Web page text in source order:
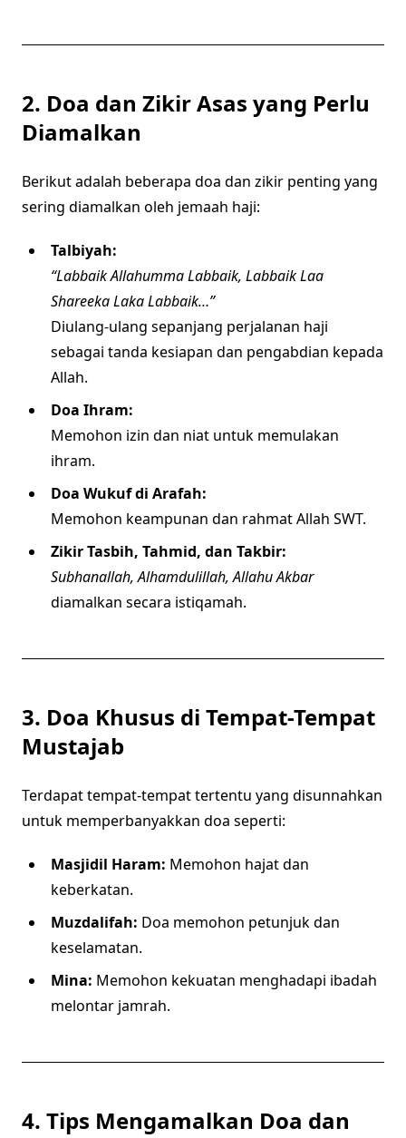
2. Doa dan Zikir Asas yang Perlu
Diamalkan
Berikut adalah beberapa doa dan zikir penting yang
sering diamalkan oleh jemaah haji:
Talbiyah:
“Labbaik Allahumma Labbaik, Labbaik Laa
Shareeka Laka Labbaik…”
Diulang-ulang sepanjang perjalanan haji
sebagai tanda kesiapan dan pengabdian kepada
Allah.
Doa Ihram:
Memohon izin dan niat untuk memulakan
ihram.
Doa Wukuf di Arafah:
Memohon keampunan dan rahmat Allah SWT.
Zikir Tasbih, Tahmid, dan Takbir:
Subhanallah, Alhamdulillah, Allahu Akbar
diamalkan secara istiqamah.
3. Doa Khusus di Tempat-Tempat
Mustajab
Terdapat tempat-tempat tertentu yang disunnahkan
untuk memperbanyakkan doa seperti:
Masjidil Haram: Memohon hajat dan
keberkatan.
Muzdalifah: Doa memohon petunjuk dan
keselamatan.
Mina: Memohon kekuatan menghadapi ibadah
melontar jamrah.
4. Tips Mengamalkan Doa dan